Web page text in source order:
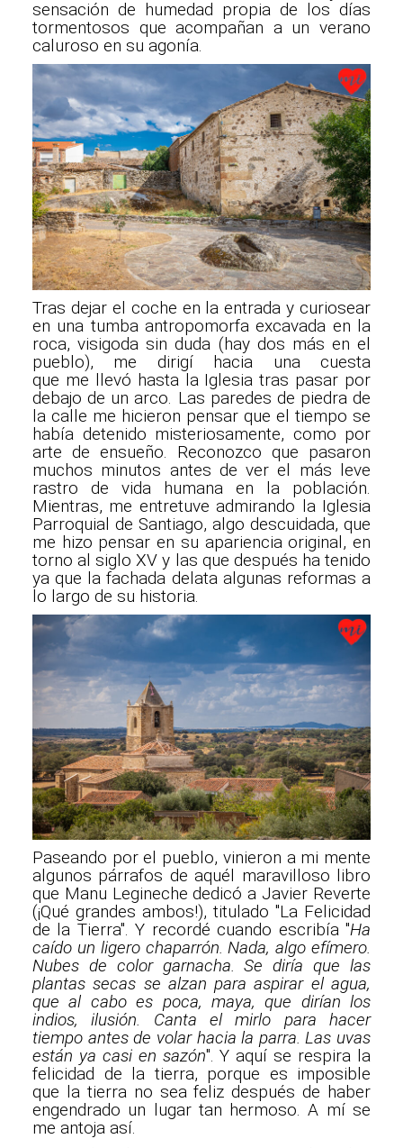
sensación de humedad propia de los días
tormentosos que acompañan a un verano
caluroso en su agonía.
Tras dejar el coche en la entrada y curiosear
en una tumba antropomorfa excavada en la
roca, visigoda sin duda (hay dos más en el
pueblo), me dirigí hacia una cuesta
que me llevó hasta la Iglesia tras pasar por
debajo de un arco. Las paredes de piedra de
la calle me hicieron pensar que el tiempo se
había detenido misteriosamente, como por
arte de ensueño. Reconozco que pasaron
muchos minutos antes de ver el más leve
rastro de vida humana en la población.
Mientras, me entretuve admirando la Iglesia
Parroquial de Santiago, algo descuidada, que
me hizo pensar en su apariencia original, en
torno al siglo XV y las que después ha tenido
ya que la fachada delata algunas reformas a
lo largo de su historia.
Paseando por el pueblo, vinieron a mi mente
algunos párrafos de aquél maravilloso libro
que Manu Legineche dedicó a Javier Reverte
(¡Qué grandes ambos!), titulado "La Felicidad
de la Tierra". Y recordé cuando escribía "Ha
caído un ligero chaparrón. Nada, algo efímero.
Nubes de color garnacha. Se diría que las
plantas secas se alzan para aspirar el agua,
que al cabo es poca, maya, que dirían los
indios, ilusión. Canta el mirlo para hacer
tiempo antes de volar hacia la parra. Las uvas
están ya casi en sazón". Y aquí se respira la
felicidad de la tierra, porque es imposible
que la tierra no sea feliz después de haber
engendrado un lugar tan hermoso. A mí se
me antoja así.